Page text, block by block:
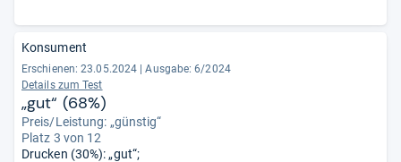
Konsument
Erschienen: 23.05.2024 | Ausgabe: 6/2024
Details zum Test
„gut“ (68%)
Preis/Leistung: „günstig“
Platz 3 von 12
Drucken (30%): „gut“;